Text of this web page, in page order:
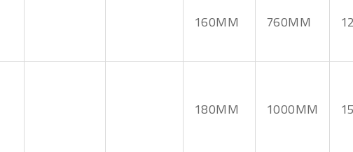
med dödmansgrepp.
160MM 760MM
180MM 1000MM